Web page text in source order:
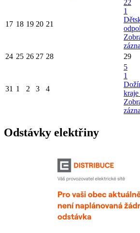
17 18 19 20 21
22
1
24 25 26 27 28 29
31 1 2 3 4
5
1
Odstávky elektřiny